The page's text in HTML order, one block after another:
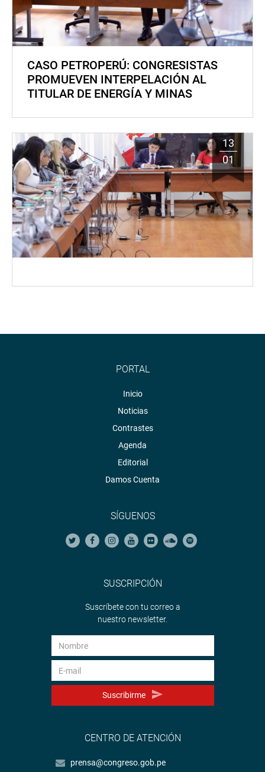
CASO PETROPERÚ: CONGRESISTAS
PROMUEVEN INTERPELACIÓN AL
TITULAR DE ENERGÍA Y MINAS
13
01
PORTAL
Inicio
Noticias
Contrastes
Agenda
Editorial
Damos Cuenta
SÍGUENOS
SUSCRIPCIÓN
Suscríbete con tu correo a
nuestro newsletter.
Suscribirme
CENTRO DE ATENCIÓN
prensa@congreso.gob.pe